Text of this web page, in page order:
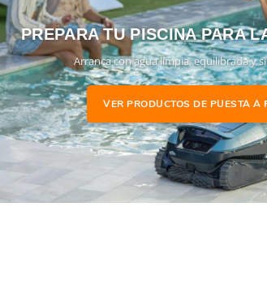
PREPARA TU PISCINA PARA
Arranca con agua limpia, equilibrada y
VER PRODUCTOS DE PUESTA A